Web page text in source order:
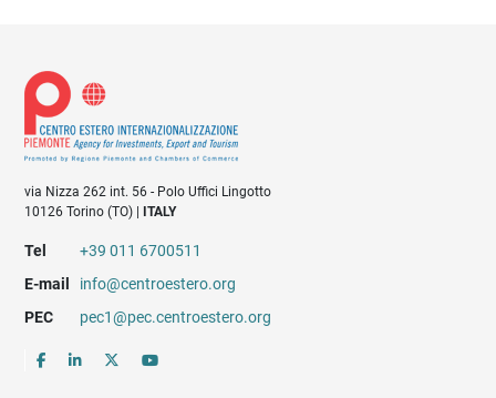
via Nizza 262 int. 56 - Polo Uffici Lingotto
10126 Torino (TO) |
ITALY
Tel
+39 011 6700511
E-mail
info@centroestero.org
PEC
pec1@pec.centroestero.org